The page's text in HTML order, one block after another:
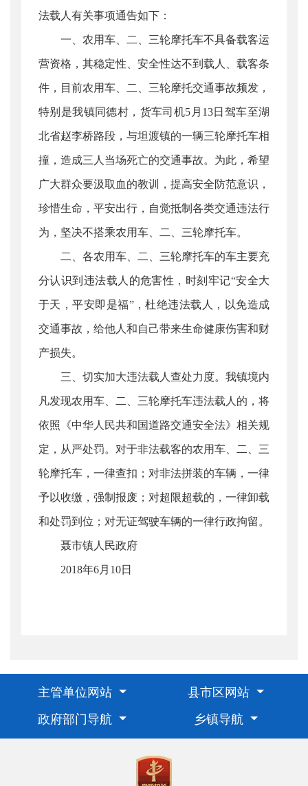
法载人有关事项通告如下：
一、农用车、二、三轮摩托车不具备载客运
营资格，其稳定性、安全性达不到载人、载客条
件，目前农用车、二、三轮摩托交通事故频发，
特别是我镇同德村，货车司机5月13日驾车至湖
北省赵李桥路段，与坦渡镇的一辆三轮摩托车相
撞，造成三人当场死亡的交通事故。为此，希望
广大群众要汲取血的教训，提高安全防范意识，
珍惜生命，平安出行，自觉抵制各类交通违法行
为，坚决不搭乘农用车、二、三轮摩托车。
二、各农用车、二、三轮摩托车的车主要充
分认识到违法载人的危害性，时刻牢记“安全大
于天，平安即是福”，杜绝违法载人，以免造成
交通事故，给他人和自己带来生命健康伤害和财
产损失。
三、切实加大违法载人查处力度。我镇境内
凡发现农用车、二、三轮摩托车违法载人的，将
依照《中华人民共和国道路交通安全法》相关规
定，从严处罚。对于非法载客的农用车、二、三
轮摩托车，一律查扣；对非法拼装的车辆，一律
予以收缴，强制报废；对超限超载的，一律卸载
和处罚到位；对无证驾驶车辆的一律行政拘留。
聂市镇人民政府
2018年6月10日
主管单位网站
县市区网站
政府部门导航
乡镇导航